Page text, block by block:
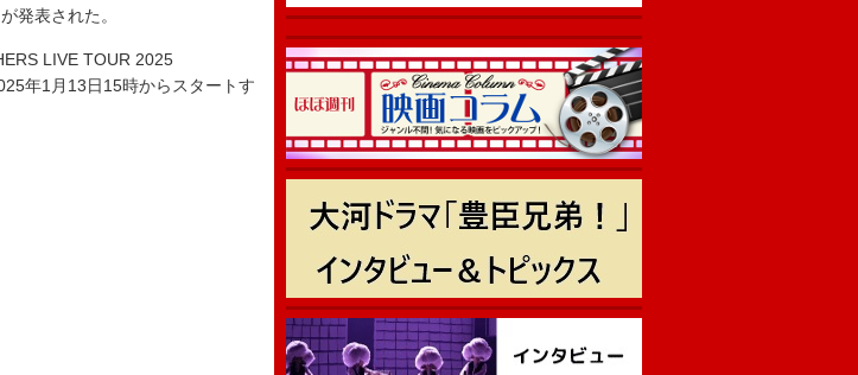
発表された。
LIVE TOUR 2025
年1月13日15時からスタートす